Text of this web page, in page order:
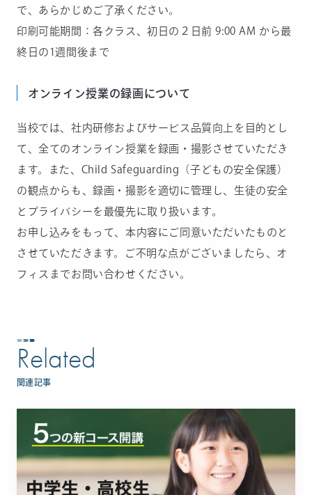
で、あらかじめご了承ください。
印刷可能期間：各クラス、初日の２日前 9:00 AM から最
終日の1週間後まで
オンライン授業の録画について
当校では、社内研修およびサービス品質向上を目的とし
て、全てのオンライン授業を録画・撮影させていただき
ます。また、Child Safeguarding（子どもの安全保護）
の観点からも、録画・撮影を適切に管理し、生徒の安全
とプライバシーを最優先に取り扱います。
お申し込みをもって、本内容にご同意いただいたものと
させていただきます。ご不明な点がございましたら、オ
フィスまでお問い合わせください。
Related
関連記事